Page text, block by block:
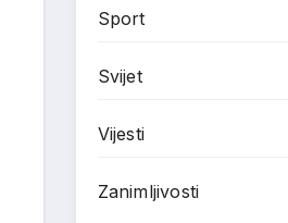
Sport
Svijet
Vijesti
Zanimljivosti